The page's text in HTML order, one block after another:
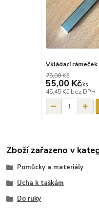
Vkládací rámeček
75,00 Kč
55,00 Kč/ks
45,45 Kč bez DPH
Zboží zařazeno v
Pomůcky a materiály
Ucha k taškám
Do ruky